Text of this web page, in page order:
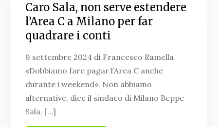
Caro Sala, non serve estendere
l’Area C a Milano per far
quadrare i conti
9 settembre 2024 di Francesco Ramella
«Dobbiamo fare pagar l’Area C anche
durante i weekend». Non abbiamo
alternative, dice il sindaco di Milano Beppe
Sala. […]